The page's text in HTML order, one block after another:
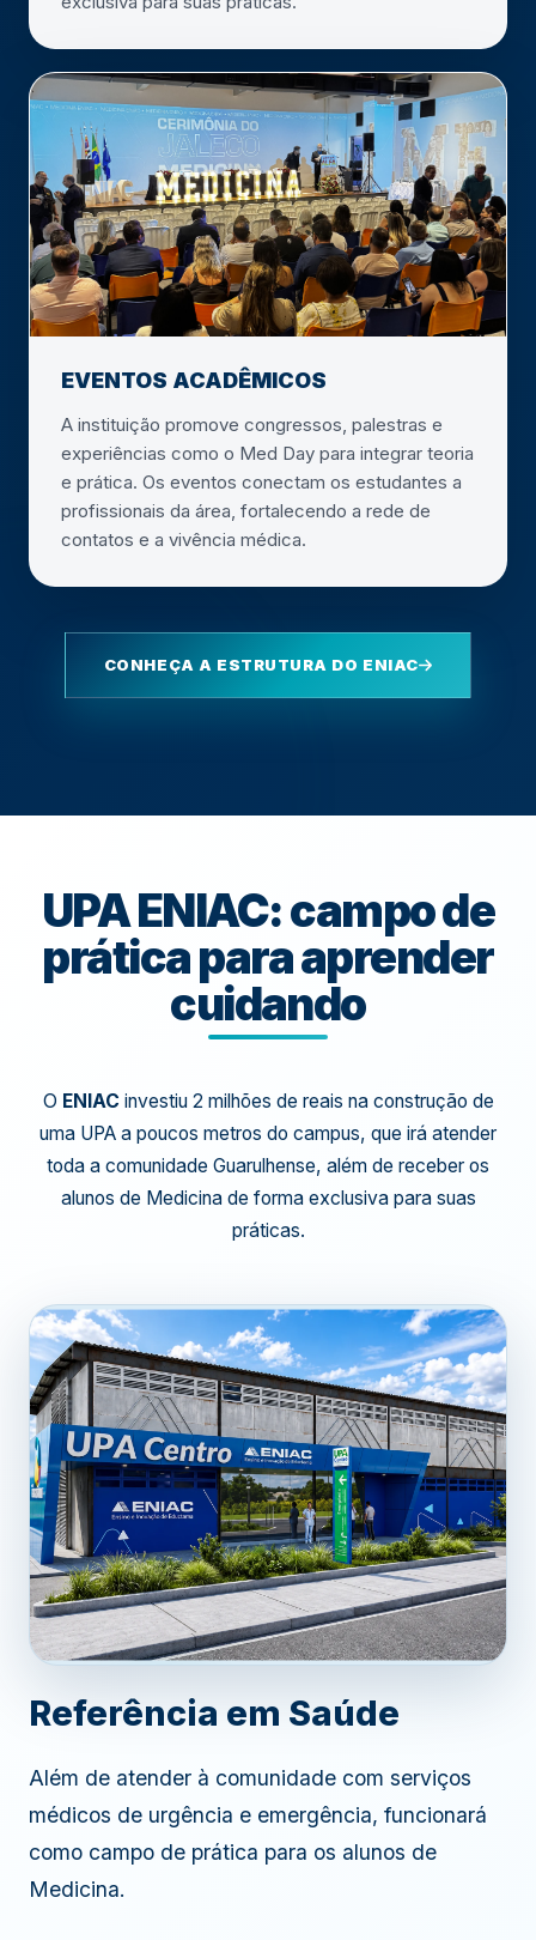
EVENTOS ACADÊMICOS
A instituição promove congressos, palestras e
experiências como o Med Day para integrar teoria
e prática. Os eventos conectam os estudantes a
profissionais da área, fortalecendo a rede de
contatos e a vivência médica.
CONHEÇA A ESTRUTURA DO ENIAC
UPA ENIAC: campo de
prática para aprender
cuidando
O ENIAC investiu 2 milhões de reais na construção de
uma UPA a poucos metros do campus, que irá atender
toda a comunidade Guarulhense, além de receber os
alunos de Medicina de forma exclusiva para suas
práticas.
Referência em Saúde
Além de atender à comunidade com serviços
médicos de urgência e emergência, funcionará
como campo de prática para os alunos de
Medicina.